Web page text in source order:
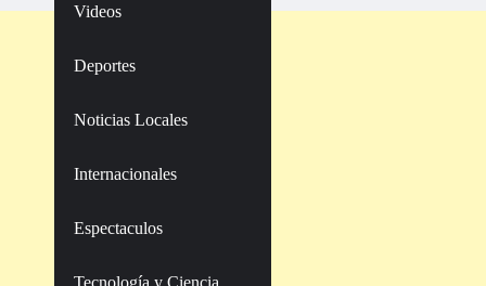
Videos
Deportes
Noticias Locales
Internacionales
Espectaculos
Tecnología y Ciencia